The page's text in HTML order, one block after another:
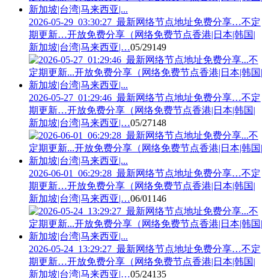
2026-05-29_03:30:27_最新网络节点地址免费分享…不定
期更新…开放免费分享（网络免费节点香港|日本|韩国|
新加坡|台湾|马来西亚|…05/29149
2026-05-27_01:29:46_最新网络节点地址免费分享…不定
期更新…开放免费分享（网络免费节点香港|日本|韩国|
新加坡|台湾|马来西亚|…05/27148
2026-06-01_06:29:28_最新网络节点地址免费分享…不定
期更新…开放免费分享（网络免费节点香港|日本|韩国|
新加坡|台湾|马来西亚|…06/01 146
2026-05-24_13:29:27_最新网络节点地址免费分享…不定
期更新…开放免费分享（网络免费节点香港|日本|韩国|
新加坡|台湾|马来西亚|…05/24135